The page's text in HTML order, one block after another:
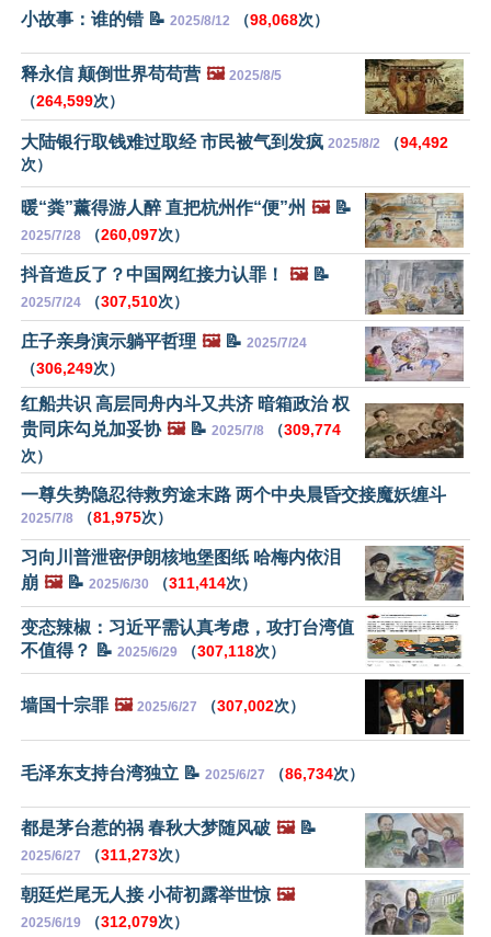
小故事：谁的错 📝 2025/8/12 （98,068次）
释永信 颠倒世界苟苟营 🖼️ 2025/8/5
（264,599次）
大陆银行取钱难过取经 市民被气到发疯 2025/8/2 （94,492
次）
暖“粪”薰得游人醉 直把杭州作“便”州 🖼️📝
2025/7/28 （260,097次）
抖音造反了？中国网红接力认罪！ 🖼️📝
2025/7/24 （307,510次）
庄子亲身演示躺平哲理 🖼️📝 2025/7/24
（306,249次）
红船共识 高层同舟内斗又共济 暗箱政治 权
贵同床勾兑加妥协 🖼️📝 2025/7/8 （309,774
次）
一尊失势隐忍待救穷途末路 两个中央晨昏交接魔妖缠斗
2025/7/8 （81,975次）
习向川普泄密伊朗核地堡图纸 哈梅内依泪
崩 🖼️📝 2025/6/30 （311,414次）
变态辣椒：习近平需认真考虑，攻打台湾值
不值得？ 📝 2025/6/29 （307,118次）
墙国十宗罪 🖼️ 2025/6/27 （307,002次）
毛泽东支持台湾独立 📝 2025/6/27 （86,734次）
都是茅台惹的祸 春秋大梦随风破 🖼️📝
2025/6/27 （311,273次）
朝廷烂尾无人接 小荷初露举世惊 🖼️
2025/6/19 （312,079次）